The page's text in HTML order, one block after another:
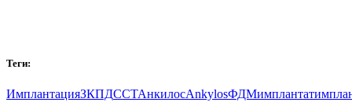
Теги:
ИмплантацияЗКПДССТАнкилосAnkylosФДМимплантат